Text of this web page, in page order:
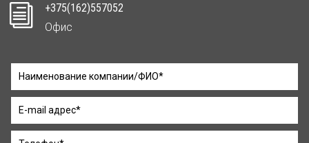
i
+375(162)557052
Офис